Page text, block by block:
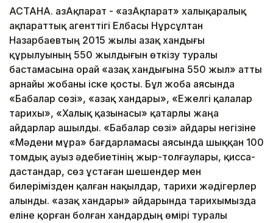
АСТАНА. ҚазАқпарат - «ҚазАқпарат» халықаралық
ақпараттық агенттігі Елбасы Нұрсұлтан
Назарбаевтың 2015 жылы Қазақ хандығы
құрылуының 550 жылдығын өткізу туралы
бастамасына орай «Қазақ хандығына 550 жыл» атты
арнайы жобаны іске қосты. Бұл жоба аясында
«Бабалар сөзі», «Қазақ хандары», «Ежелгі қалалар
тарихы», «Халық қазынасы» қатарлы жаңа
айдарлар ашылды. «Бабалар сөзі» айдары негізіне
«Мәдени мұра» бағдарламасы аясында шыққан 100
томдық ауыз әдебиетінің жыр-толғаулары, қисса-
дастандар, сөз ұстаған шешендер мен
билерімізден қалған нақылдар, тарихи жәдігерлер
алынды. «Қазақ хандары» айдарында тарихымызда
еліне қорған болған хандардың өмірі туралы